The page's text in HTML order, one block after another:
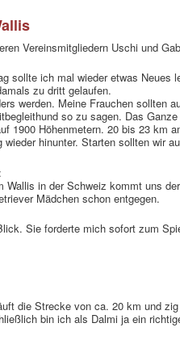
Vereinsmitgliedern Uschi und
sollte ich mal wieder etwas Neues
zu dritt gelaufen.
werden. Meine Frauchen sollten
so zu sagen. Das
1900 Höhenmetern. 20 bis 23 km
wieder hinunter. Starten sollten wir
in der Schweiz kommt uns
Mädchen schon entgegen.
Sie forderte mich sofort zum
die Strecke von ca. 20 km und
bin ich als Dalmi ja ein